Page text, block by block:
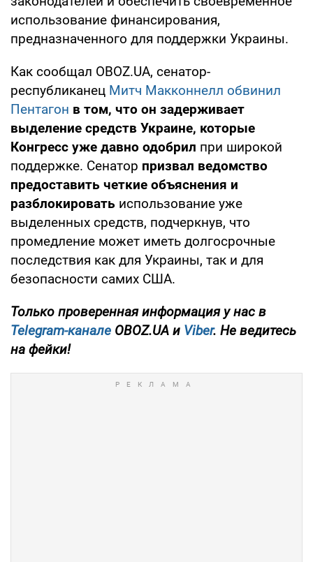
использование финансирования,
предназначенного для поддержки Украины.
Как сообщал OBOZ.UA, сенатор-
республиканец Митч Макконнелл обвинил
Пентагон в том, что он задерживает
выделение средств Украине, которые
Конгресс уже давно одобрил при широкой
поддержке. Сенатор призвал ведомство
предоставить четкие объяснения и
разблокировать использование уже
выделенных средств, подчеркнув, что
промедление может иметь долгосрочные
последствия как для Украины, так и для
безопасности самих США.
Только проверенная информация у нас в
Telegram-канале OBOZ.UA и Viber. Не ведитесь
на фейки!